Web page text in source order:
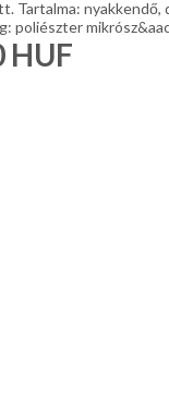
Tartalma: nyakkendő,
poliészter
HUF